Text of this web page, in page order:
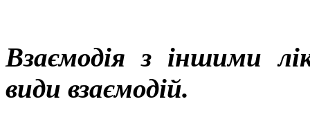
Взаємодія з іншими
види взаємодій.